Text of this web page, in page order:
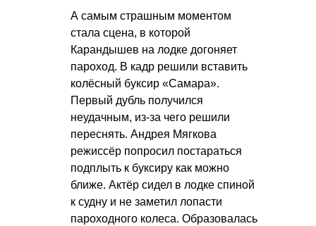
А самым страшным моментом
стала сцена, в которой
Карандышев на лодке догоняет
пароход. В кадр решили вставить
колёсный буксир «Самара».
Первый дубль получился
неудачным, из-за чего решили
переснять. Андрея Мягкова
режиссёр попросил постараться
подплыть к буксиру как можно
ближе. Актёр сидел в лодке спиной
к судну и не заметил лопасти
пароходного колеса. Образовалась